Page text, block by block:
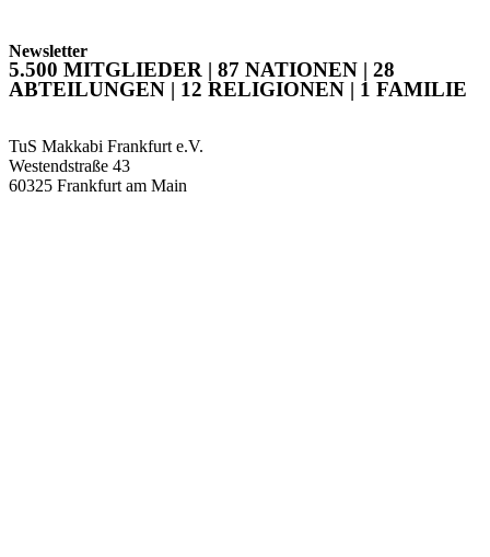
Newsletter
5.500 MITGLIEDER | 87 NATIONEN | 28
ABTEILUNGEN | 12 RELIGIONEN | 1 FAMILIE
TuS Makkabi Frankfurt e.V.
Westendstraße 43
60325 Frankfurt am Main